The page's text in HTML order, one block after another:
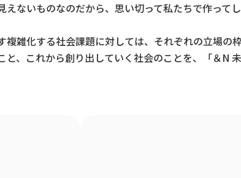
えないものなのだから、思い切って私たちで作って
複雑化する社会課題に対しては、それぞれの立場の
と、これから創り出していく社会のことを、「＆N